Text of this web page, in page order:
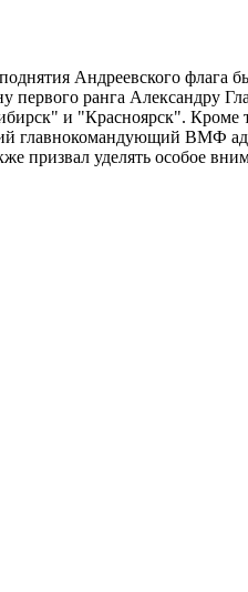
Андреевского флага
ранга Александру
и "Красноярск". Кроме
главнокомандующий ВМФ
призвал уделять особое